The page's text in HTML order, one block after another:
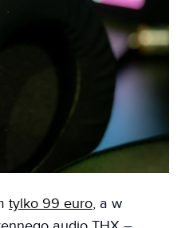
tylko 99 euro, a w